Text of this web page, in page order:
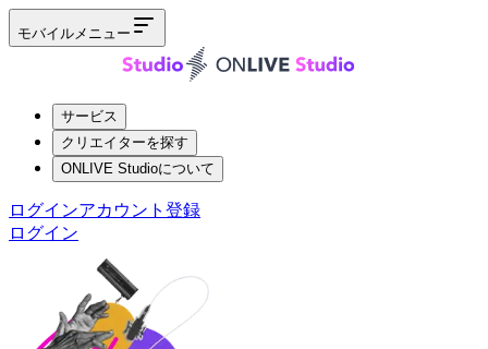
モバイルメニュー
サービス
クリエイターを探す
ONLIVE Studioについて
ログインアカウント登録
ログイン